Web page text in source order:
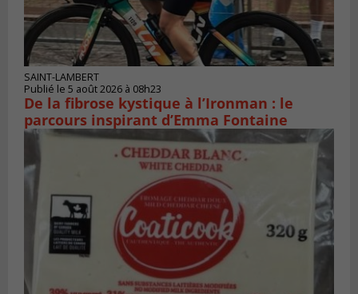
SAINT-LAMBERT
Publié le 5 août 2026 à 08h23
De la fibrose kystique à l’Ironman : le
parcours inspirant d’Emma Fontaine